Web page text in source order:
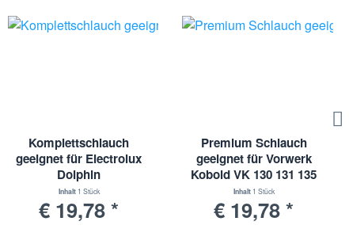
Komplettschlauch
geeignet für Electrolux
Dolphin
Inhalt 1 Stück
€ 19,78 *
Premium Schlauch
geeignet für Vorwerk
Kobold VK 130 131 135
136 140 150 200
Inhalt 1 Stück
€ 19,78 *